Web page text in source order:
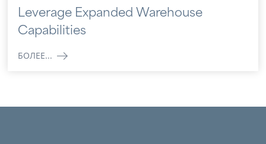
Leverage Expanded Warehouse
Capabilities
БОЛЕЕ...